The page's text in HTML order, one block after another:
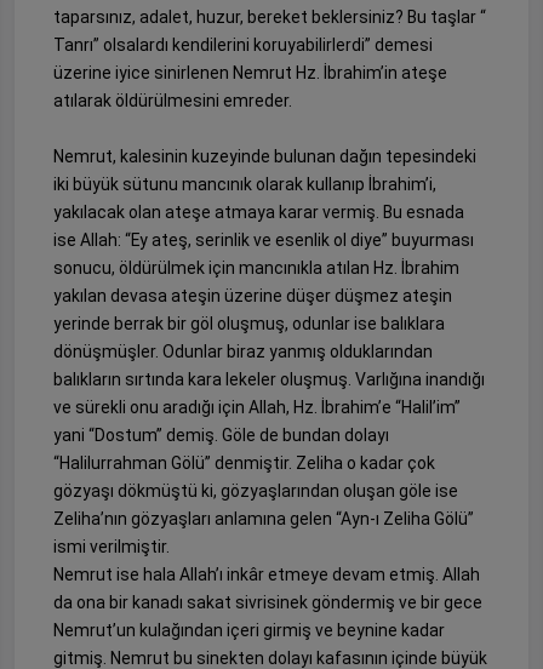
taparsınız, adalet, huzur, bereket beklersiniz? Bu taşlar “
Tanrı” olsalardı kendilerini koruyabilirlerdi” demesi
üzerine iyice sinirlenen Nemrut Hz. İbrahim’in ateşe
atılarak öldürülmesini emreder.
Nemrut, kalesinin kuzeyinde bulunan dağın tepesindeki
iki büyük sütunu mancınık olarak kullanıp İbrahim’i,
yakılacak olan ateşe atmaya karar vermiş. Bu esnada
ise Allah: “Ey ateş, serinlik ve esenlik ol diye” buyurması
sonucu, öldürülmek için mancınıkla atılan Hz. İbrahim
yakılan devasa ateşin üzerine düşer düşmez ateşin
yerinde berrak bir göl oluşmuş, odunlar ise balıklara
dönüşmüşler. Odunlar biraz yanmış olduklarından
balıkların sırtında kara lekeler oluşmuş. Varlığına inandığı
ve sürekli onu aradığı için Allah, Hz. İbrahim’e “Halil’im”
yani “Dostum” demiş. Göle de bundan dolayı
“Halilurrahman Gölü” denmiştir. Zeliha o kadar çok
gözyaşı dökmüştü ki, gözyaşlarından oluşan göle ise
Zeliha’nın gözyaşları anlamına gelen “Ayn-ı Zeliha Gölü”
ismi verilmiştir.
Nemrut ise hala Allah’ı inkâr etmeye devam etmiş. Allah
da ona bir kanadı sakat sivrisinek göndermiş ve bir gece
Nemrut’un kulağından içeri girmiş ve beynine kadar
gitmiş. Nemrut bu sinekten dolayı kafasının içinde büyük